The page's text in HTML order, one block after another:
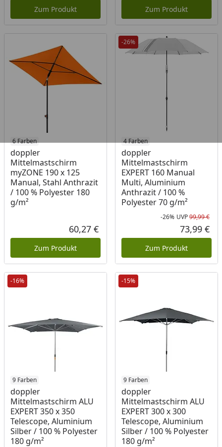
Zum Produkt Zum Produkt
6 Farben
doppler
Mittelmastschirm
myZONE 190 x 125
Manual, Stahl Anthrazit
/ 100 % Polyester 180
g/m²
Aktueller Preis
60,27 €
Zum Produkt
-26%
4 Farben
doppler
Mittelmastschirm
EXPERT 160 Manual
Multi, Aluminium
Anthrazit / 100 %
Polyester 70 g/m²
-26% UVP99,99 €
73,99 €
Zum Produkt
-16%
9 Farben
doppler
Mittelmastschirm ALU
EXPERT 350 x 350
Telescope, Aluminium
Silber / 100 % Polyester
180 g/m²
-15%
9 Farben
doppler
Mittelmastschirm ALU
EXPERT 300 x 300
Telescope, Aluminium
Silber / 100 % Polyester
180 g/m²